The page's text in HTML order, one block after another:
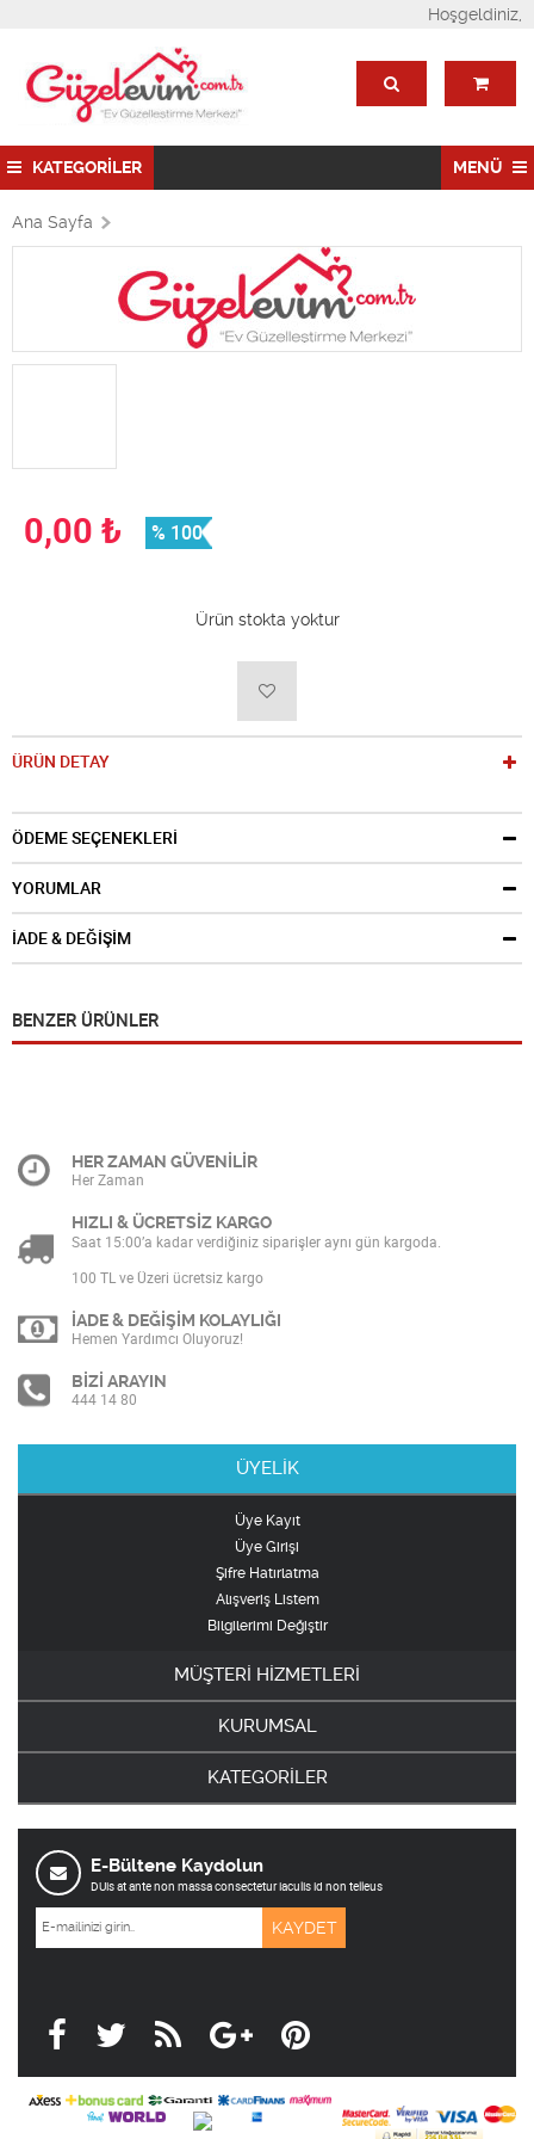
Hoşgeldiniz,
KATEGORİLER MENÜ
Ana Sayfa
0,00 ₺ % 100
Ürün stokta yoktur
ÜRÜN DETAY
ÖDEME SEÇENEKLERİ
YORUMLAR
İADE & DEĞİŞİM
BENZER ÜRÜNLER
HER ZAMAN GÜVENİLİR
Her Zaman
HIZLI & ÜCRETSİZ KARGO
Saat 15:00’a kadar verdiğiniz siparişler aynı gün kargoda.
100 TL ve Üzeri ücretsiz kargo
İADE & DEĞİŞİM KOLAYLIĞI
Hemen Yardımcı Oluyoruz!
BİZİ ARAYIN
444 14 80
ÜYELİK
Üye Kayıt
Üye Girişi
Şifre Hatırlatma
Alışveriş Listem
Bilgilerimi Değiştir
MÜŞTERİ HİZMETLERİ
KURUMSAL
KATEGORİLER
E-Bültene Kaydolun
DUis at ante non massa consectetur iaculis id non telleus